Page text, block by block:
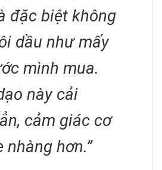
đặc biệt không
dầu như mấy
mình mua.
này cải
cảm giác cơ
nhàng hơn.”